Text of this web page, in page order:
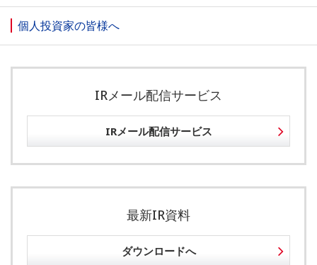
個人投資家の皆様へ
IRメール配信サービス
IRメール配信サービス
最新IR資料
ダウンロードへ